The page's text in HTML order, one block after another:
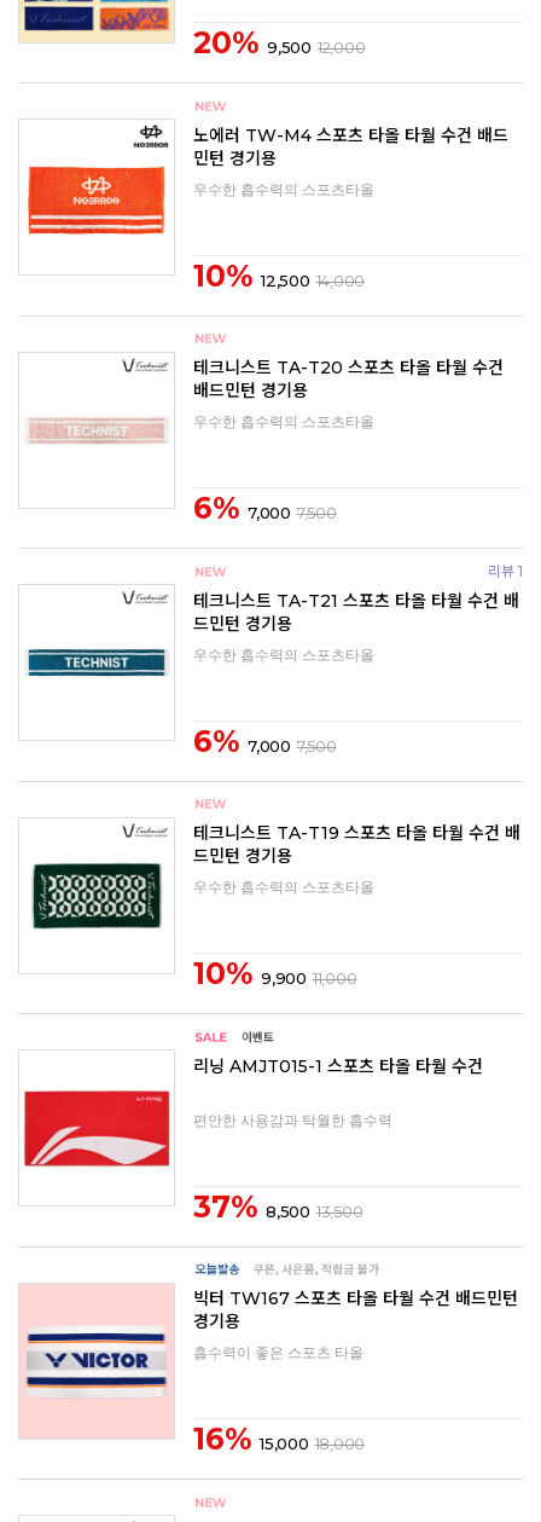
20% 9,500 12,000
노에러 TW-M4 스포츠 타올 타월 수건 배드
민턴 경기용
우수한 흡수력의 스포츠타올
10% 12,500 14,000
테크니스트 TA-T20 스포츠 타올 타월 수건
배드민턴 경기용
우수한 흡수력의 스포츠타올
6% 7,000 7,500
리뷰 1
테크니스트 TA-T21 스포츠 타올 타월 수건 배
드민턴 경기용
우수한 흡수력의 스포츠타올
6% 7,000 7,500
테크니스트 TA-T19 스포츠 타올 타월 수건 배
드민턴 경기용
우수한 흡수력의 스포츠타올
10% 9,900 11,000
리닝 AMJT015-1 스포츠 타올 타월 수건
편안한 사용감과 탁월한 흡수력
37% 8,500 13,500
빅터 TW167 스포츠 타올 타월 수건 배드민턴
경기용
흡수력이 좋은 스포츠 타올
16% 15,000 18,000